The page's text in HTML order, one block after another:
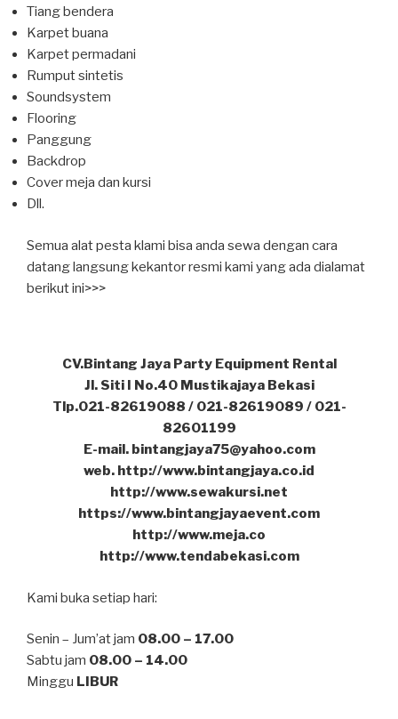
Tiang bendera
Karpet buana
Karpet permadani
Rumput sintetis
Soundsystem
Flooring
Panggung
Backdrop
Cover meja dan kursi
Dll.
Semua alat pesta klami bisa anda sewa dengan cara
datang langsung kekantor resmi kami yang ada dialamat
berikut ini>>>
CV.Bintang Jaya Party Equipment Rental
Jl. Siti I No.40 Mustikajaya Bekasi
Tlp.021-82619088 / 021-82619089 / 021-
82601199
E-mail. bintangjaya75@yahoo.com
web. http://www.bintangjaya.co.id
http://www.sewakursi.net
https://www.bintangjayaevent.com
http://www.meja.co
http://www.tendabekasi.com
Kami buka setiap hari:
Senin – Jum’at jam 08.00 – 17.00
Sabtu jam 08.00 – 14.00
Minggu LIBUR